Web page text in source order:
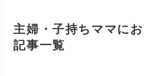
主婦・子持ちママに
記事一覧